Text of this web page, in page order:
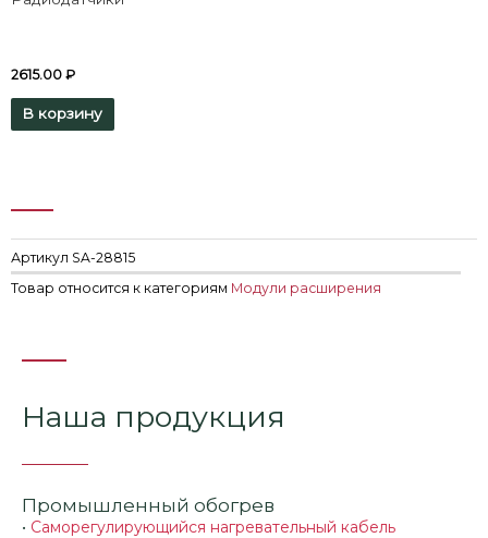
2615.00 ₽
В корзину
Артикул SA-28815
Товар относится к категориям Модули расширения
Наша продукция
Промышленный обогрев
• Саморегулирующийся нагревательный кабель